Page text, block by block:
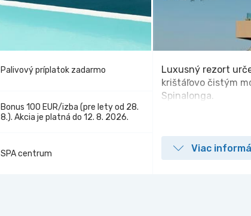
Palivový príplatok zadarmo
Bonus 100 EUR/izba (pre lety od 28.
8.). Akcia je platná do 12. 8. 2026.
SPA centrum
Luxusný rezort
krištáľovo čistým
Spinalonga.
Viac